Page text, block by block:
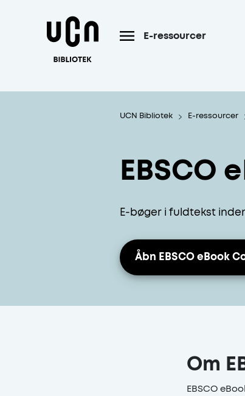
E-ressourcer
UCN Bibliotek E-ressourcer
EBSCO
E-bøger i fuldtekst
Åbn EBSCO eBook
Om
EBSCO